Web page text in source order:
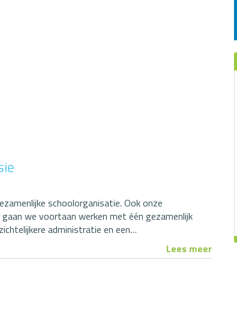
schoolorganisatie. Ook onze
we voortaan werken met één gezamenlijk
administratie en een…
Lees meer